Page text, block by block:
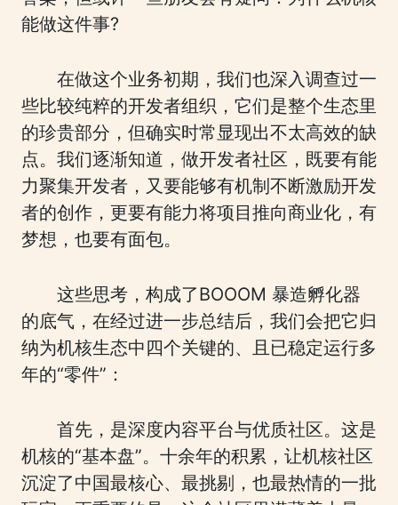
能做这件事?
在做这个业务初期，我们也深入调查过一
些比较纯粹的开发者组织，它们是整个生态里
的珍贵部分，但确实时常显现出不太高效的缺
点。我们逐渐知道，做开发者社区，既要有能
力聚集开发者，又要能够有机制不断激励开发
者的创作，更要有能力将项目推向商业化，有
梦想，也要有面包。
这些思考，构成了BOOOM 暴造孵化器
的底气，在经过进一步总结后，我们会把它归
纳为机核生态中四个关键的、且已稳定运行多
年的“零件”：
首先，是深度内容平台与优质社区。这是
机核的“基本盘”。十余年的积累，让机核社区
沉淀了中国最核心、最挑剔，也最热情的一批